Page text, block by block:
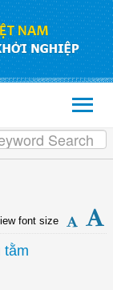
font size
tằm